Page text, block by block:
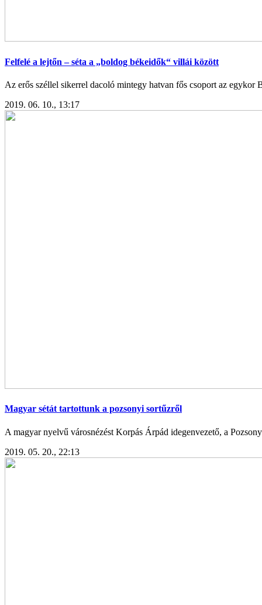
Felfelé a lejtőn – séta a „boldog békeidők“ villái között
Az erős széllel sikerrel dacoló mintegy hatvan fős csoport az egykor
2019. 06. 10., 13:17
Magyar sétát tartottunk a pozsonyi sortűzről
A magyar nyelvű városnézést Korpás Árpád idegenvezető, a
2019. 05. 20., 22:13